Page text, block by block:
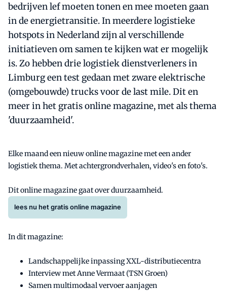
bedrijven lef moeten tonen en mee moeten gaan
in de energietransitie. In meerdere logistieke
hotspots in Nederland zijn al verschillende
initiatieven om samen te kijken wat er mogelijk
is. Zo hebben drie logistiek dienstverleners in
Limburg een test gedaan met zware elektrische
(omgebouwde) trucks voor de last mile. Dit en
meer in het gratis online magazine, met als thema
'duurzaamheid'.
Elke maand een nieuw online magazine met een ander
logistiek thema. Met achtergrondverhalen, video's en foto's.
Dit online magazine gaat over duurzaamheid.
lees nu het gratis online magazine
In dit magazine:
Landschappelijke inpassing XXL-distributiecentra
Interview met Anne Vermaat (TSN Groen)
Samen multimodaal vervoer aanjagen